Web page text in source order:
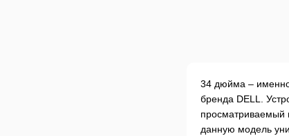
34 дюйма – именно
бренда DELL.
просматриваемый
данную модель